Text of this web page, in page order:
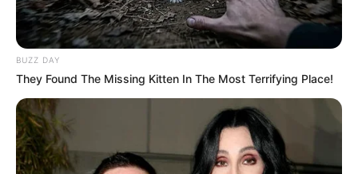
BUZZ DAY
They Found The Missing Kitten In The Most Terrifying Place!